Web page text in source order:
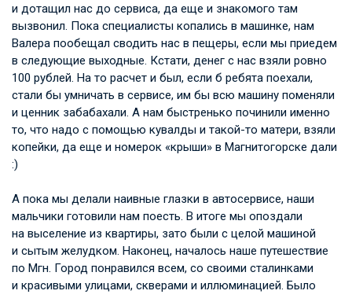
и дотащил нас до сервиса, да еще и знакомого там
вызвонил. Пока специалисты копались в машинке, нам
Валера пообещал сводить нас в пещеры, если мы приедем
в следующие выходные. Кстати, денег с нас взяли ровно
100 рублей. На то расчет и был, если б ребята поехали,
стали бы умничать в сервисе, им бы всю машину поменяли
и ценник забабахали. А нам быстренько починили именно
то, что надо с помощью кувалды и такой-то матери, взяли
копейки, да еще и номерок «крыши» в Магнитогорске дали
:)
А пока мы делали наивные глазки в автосервисе, наши
мальчики готовили нам поесть. В итоге мы опоздали
на выселение из квартиры, зато были с целой машиной
и сытым желудком. Наконец, началось наше путешествие
по Мгн. Город понравился всем, со своими сталинками
и красивыми улицами, скверами и иллюминацией. Было